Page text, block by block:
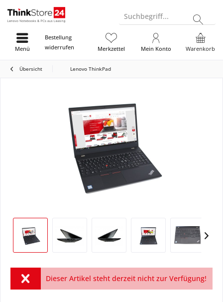
Suchbegriff...
Bestellung
widerrufen
Warenkorb
Merkzettel Mein Konto
Menü
Übersicht Lenovo ThinkPad
Dieser Artikel steht derzeit nicht zur Verfügung!